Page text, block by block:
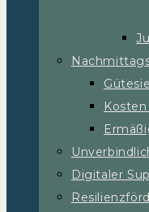
Digitaler